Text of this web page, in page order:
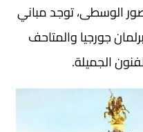
الوسطى، توجد مباني
جورجيا والمتاحف
الجميلة.